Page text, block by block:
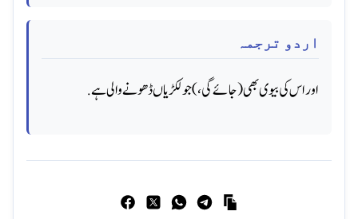
اردو ترجمہ
اور اس کی بیوی بھی (جائے گی،) جو لکڑیاں ڈھونے والی ہے.